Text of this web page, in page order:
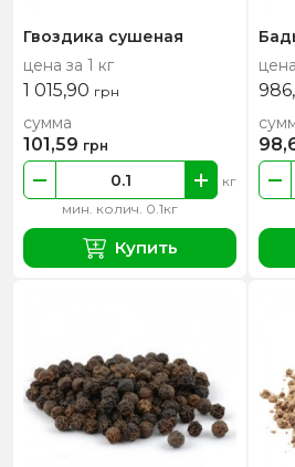
Гвоздика сушеная
цена за 1 кг
1 015,90 грн
мин. колич. 0.1кг
кг
сумма
101,59 грн
Купить